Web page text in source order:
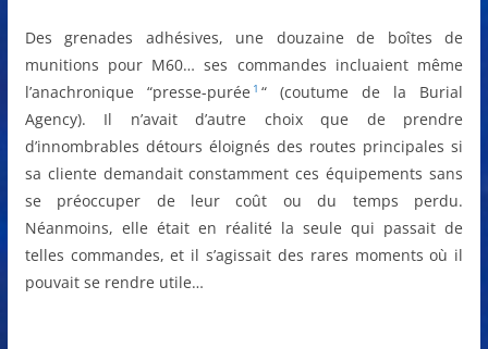
Des grenades adhésives, une douzaine de boîtes de
munitions pour M60… ses commandes incluaient même
l’anachronique “presse-purée 1 “ (coutume de la Burial
Agency). Il n’avait d’autre choix que de prendre
d’innombrables détours éloignés des routes principales si
sa cliente demandait constamment ces équipements sans
se préoccuper de leur coût ou du temps perdu.
Néanmoins, elle était en réalité la seule qui passait de
telles commandes, et il s’agissait des rares moments où il
pouvait se rendre utile…